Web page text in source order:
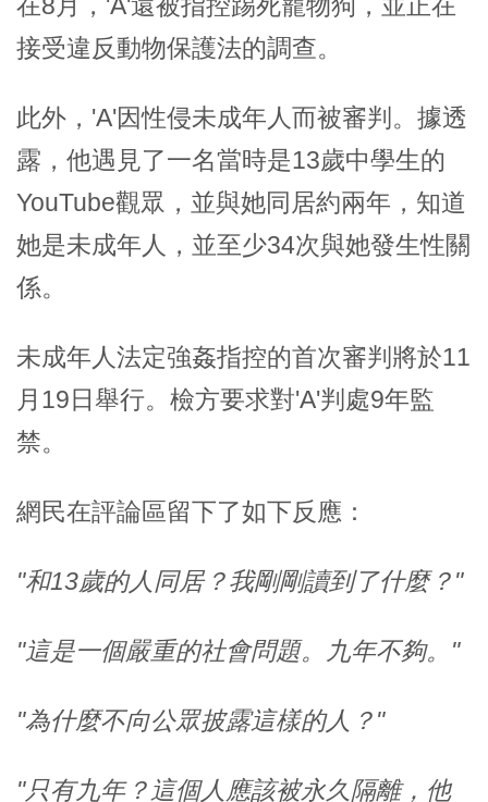
接受違反動物保護法的調查。
此外，'A'因性侵未成年人而被審判。據透
露，他遇見了一名當時是13歲中學生的
YouTube觀眾，並與她同居約兩年，知道
她是未成年人，並至少34次與她發生性關
係。
未成年人法定強姦指控的首次審判將於11
月19日舉行。檢方要求對'A'判處9年監
禁。
網民在評論區留下了如下反應：
"和13歲的人同居？我剛剛讀到了什麼？"
"這是一個嚴重的社會問題。九年不夠。"
"為什麼不向公眾披露這樣的人？"
"只有九年？這個人應該被永久隔離，他